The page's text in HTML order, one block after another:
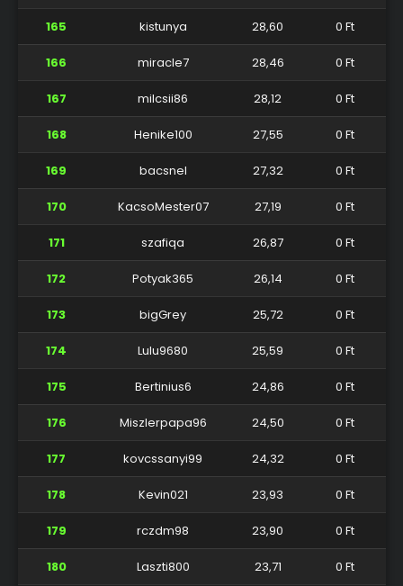
165 kistunya 28,60 0 Ft
166 miracle7 28,46 0 Ft
167 milcsii86 28,12 0 Ft
168 Henike100 27,55 0 Ft
169 bacsnel 27,32 0 Ft
170 KacsoMester07 27,19 0 Ft
171 szafiqa 26,87 0 Ft
172 Potyak365 26,14 0 Ft
173 bigGrey 25,72 0 Ft
174 Lulu9680 25,59 0 Ft
175 Bertinius6 24,86 0 Ft
176 Miszlerpapa96 24,50 0 Ft
177 kovcssanyi99 24,32 0 Ft
178 Kevin021 23,93 0 Ft
179 rczdm98 23,90 0 Ft
180 Laszti800 23,71 0 Ft